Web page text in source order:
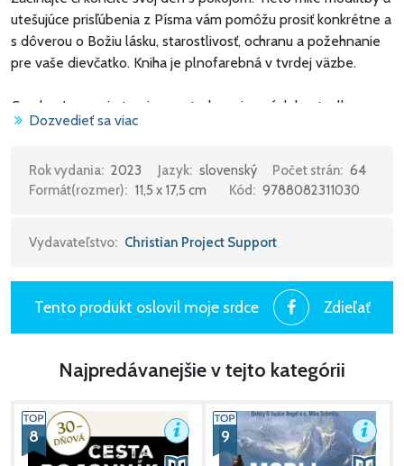
utešujúce prisľúbenia z Písma vám pomôžu prosiť konkrétne a
s dôverou o Božiu lásku, starostlivosť, ochranu a požehnanie
pre vaše dievčatko. Kniha je plnofarebná v tvrdej väzbe.
Carolyn Larsen je tvorivou autorkou viacerých bestsellerov a
skúsenou rečníčkou so zameraním na službu ženám a deťom.
Spojených štátoch, Kanade a Indii.
práve nepracuje na ďalšej knihe, rada trávi čas so svojím
Dozvedieť sa viac
Rok vydania: 2023 Jazyk: slovenský Počet strán: 64
Formát(rozmer): 11,5 x 17,5 cm Kód: 9788082311030
Vydavateľstvo: Christian Project Support
Tento produkt oslovil moje srdce Zdieľať
Najpredávanejšie v tejto kategórii
8 9